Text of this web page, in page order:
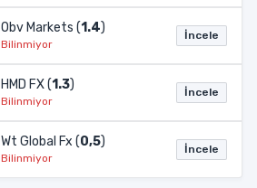
Obv Markets (1.4)
Bilinmiyor
İncele
HMD FX (1.3)
Bilinmiyor
İncele
Wt Global Fx (0,5)
Bilinmiyor
İncele